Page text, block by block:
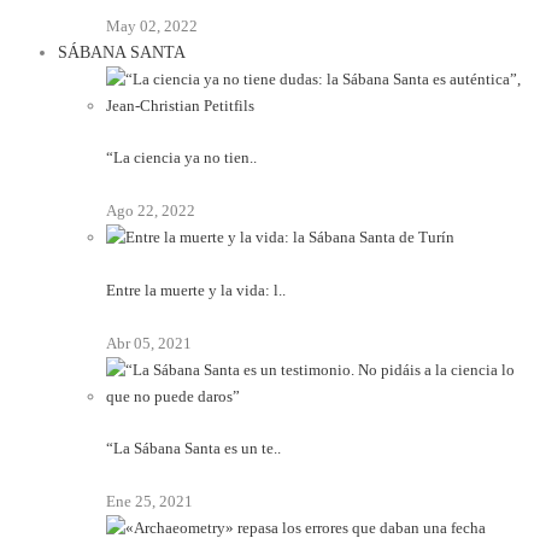
May 02, 2022
SÁBANA SANTA
“La ciencia ya no tien..
Ago 22, 2022
Entre la muerte y la vida: l..
Abr 05, 2021
“La Sábana Santa es un te..
Ene 25, 2021